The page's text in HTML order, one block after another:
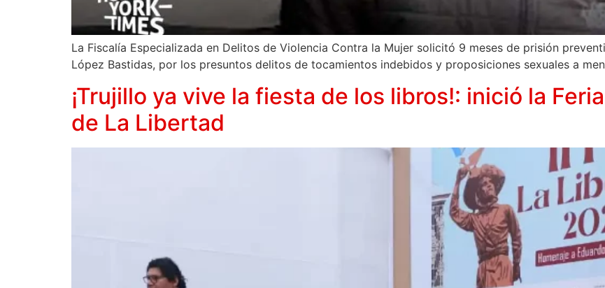
La Fiscalía Especializada en Delitos de Violencia Contra la Mujer solicitó 9 meses de prisión
López Bastidas, por los presuntos delitos de tocamientos indebidos y proposiciones sexuales a
¡Trujillo ya vive la fiesta de los libros!: inició la
de La Libertad